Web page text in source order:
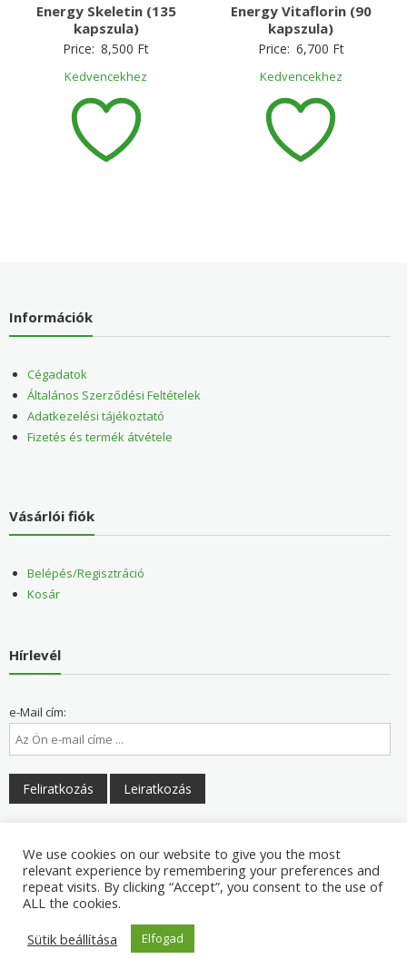
Energy Skeletin (135
kapszula)
Price: 8,500 Ft
Kedvencekhez
Energy Vitaflorin (90
kapszula)
Price: 6,700 Ft
Kedvencekhez
Információk
Cégadatok
Általános Szerződési Feltételek
Adatkezelési tájékoztató
Fizetés és termék átvétele
Vásárlói fiók
Belépés/Regisztráció
Kosár
Hírlevél
e-Mail cím:
Copyright © 2026Napranéző Egészség Centrum és Egészségbolt
We use cookies on our website to give you the most
relevant experience by remembering your preferences and
repeat visits. By clicking “Accept”, you consent to the use of
ALL the cookies.
Sütik beállítása
Elfogad